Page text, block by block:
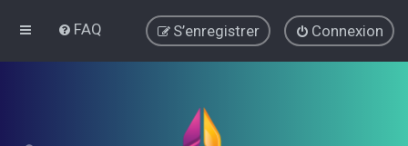
FAQ Connexion
S’enregistrer